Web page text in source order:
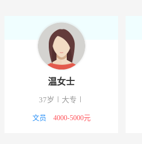
温女士
37岁 大专
文员 4000-5000元